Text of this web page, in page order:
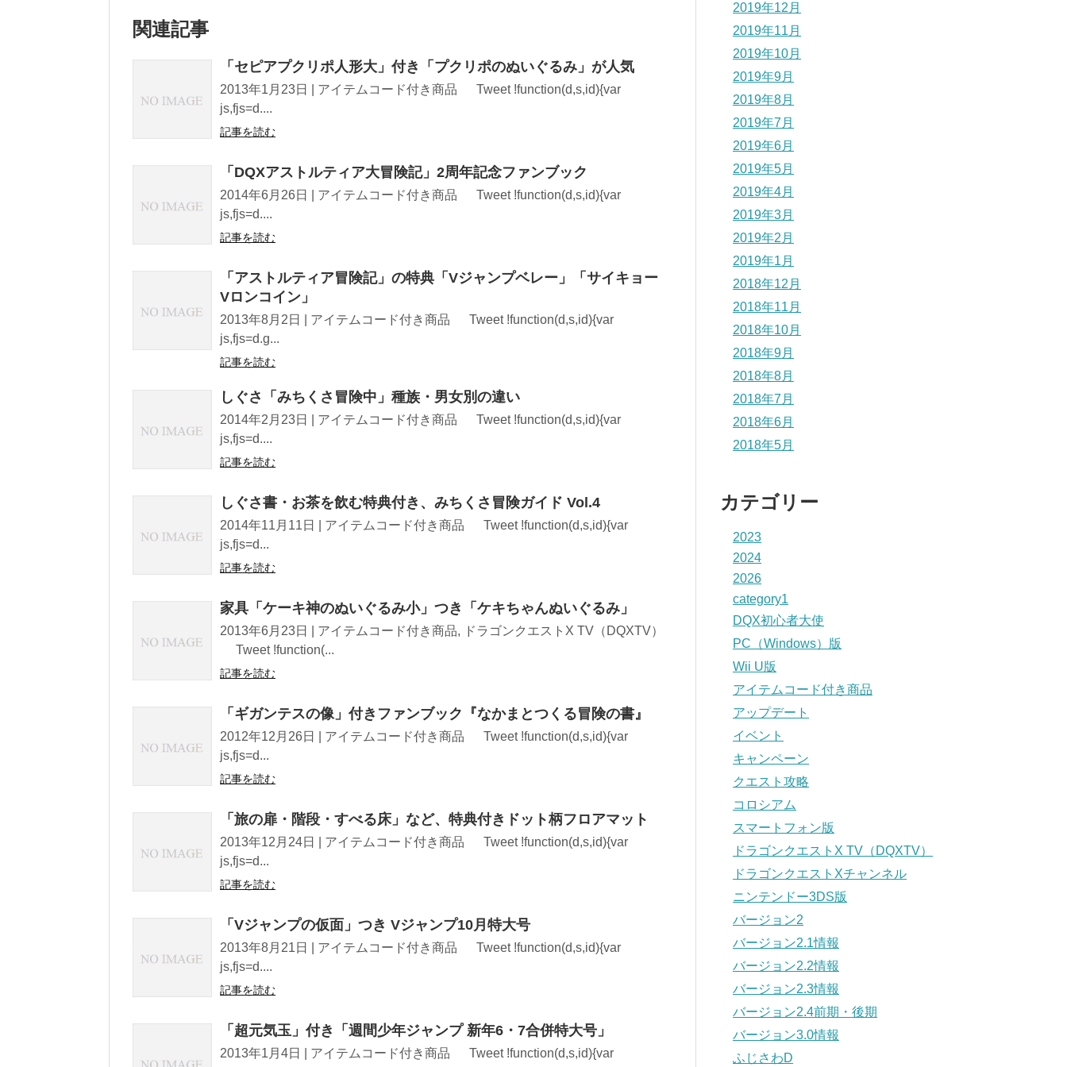
関連記事
「セピアプクリポ人形大」付き「プクリポのぬいぐるみ」が人気
2013年1月23日 | アイテムコード付き商品 Tweet !function(d,s,id){var
js,fjs=d....
記事を読む
「DQXアストルティア大冒険記」2周年記念ファンブック
2014年6月26日 | アイテムコード付き商品 Tweet !function(d,s,id){var
js,fjs=d....
記事を読む
「アストルティア冒険記」の特典「Vジャンプベレー」「サイキョー
Vロンコイン」
2013年8月2日 | アイテムコード付き商品 Tweet !function(d,s,id){var
js,fjs=d.g...
記事を読む
しぐさ「みちくさ冒険中」種族・男女別の違い
2014年2月23日 | アイテムコード付き商品 Tweet !function(d,s,id){var
js,fjs=d....
記事を読む
しぐさ書・お茶を飲む特典付き、みちくさ冒険ガイド Vol.4
2014年11月11日 | アイテムコード付き商品 Tweet !function(d,s,id){var
js,fjs=d...
記事を読む
家具「ケーキ神のぬいぐるみ小」つき「ケキちゃんぬいぐるみ」
2013年6月23日 | アイテムコード付き商品, ドラゴンクエストX TV（DQXTV）
Tweet !function(...
記事を読む
「ギガンテスの像」付きファンブック『なかまとつくる冒険の書』
2012年12月26日 | アイテムコード付き商品 Tweet !function(d,s,id){var
js,fjs=d...
記事を読む
「旅の扉・階段・すべる床」など、特典付きドット柄フロアマット
2013年12月24日 | アイテムコード付き商品 Tweet !function(d,s,id){var
js,fjs=d...
記事を読む
「Vジャンプの仮面」つき Vジャンプ10月特大号
2013年8月21日 | アイテムコード付き商品 Tweet !function(d,s,id){var
js,fjs=d....
記事を読む
「超元気玉」付き「週間少年ジャンプ 新年6・7合併特大号」
2013年1月4日 | アイテムコード付き商品 Tweet !function(d,s,id){var
2019年12月
2019年11月
2019年10月
2019年9月
2019年8月
2019年7月
2019年6月
2019年5月
2019年4月
2019年3月
2019年2月
2019年1月
2018年12月
2018年11月
2018年10月
2018年9月
2018年8月
2018年7月
2018年6月
2018年5月
カテゴリー
2023
2024
2026
category1
DQX初心者大使
PC（Windows）版
Wii U版
アイテムコード付き商品
アップデート
イベント
キャンペーン
クエスト攻略
コロシアム
スマートフォン版
ドラゴンクエストX TV（DQXTV）
ドラゴンクエストXチャンネル
ニンテンドー3DS版
バージョン2
バージョン2.1情報
バージョン2.2情報
バージョン2.3情報
バージョン2.4前期・後期
バージョン3.0情報
ふじさわD